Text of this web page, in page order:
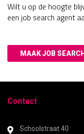
Wilt u op de hoogte
een job search agent
MAAK JOB
Contact
Schoolstraat 40